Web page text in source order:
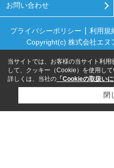
お問い合わせ
プライバシーポリシー 利用規
Copyright(c) 株式会社エヌ
当サイトでは、お客様の当サイト利
して、クッキー（Cookie）を使用して
詳しくは、当社の 「Cookieの取扱いに
閉